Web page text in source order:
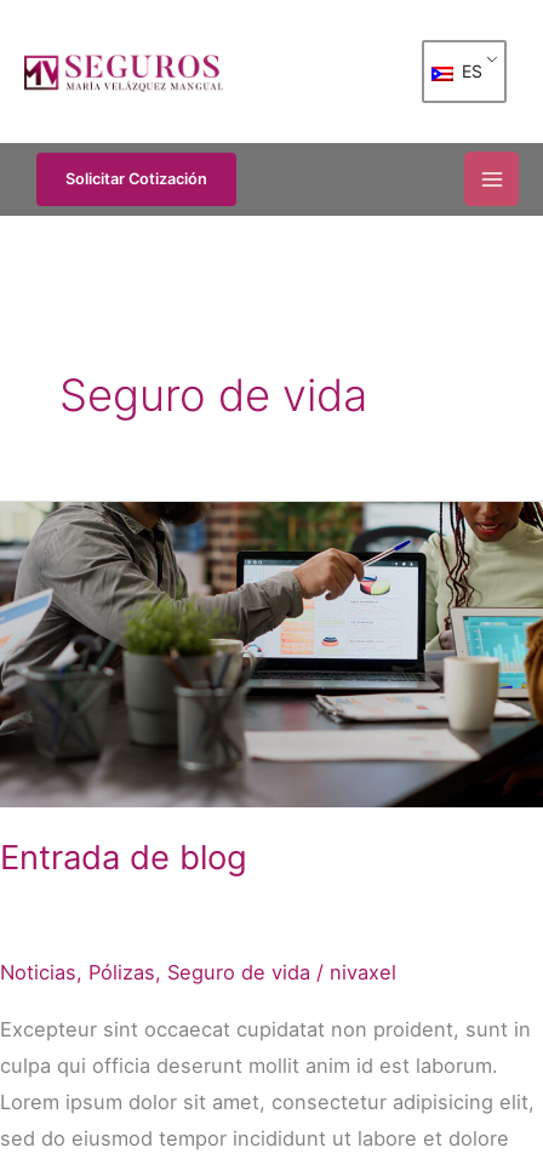
content
ES
Solicitar Cotización
Seguro de vida
Entrada de blog
Noticias, Pólizas, Seguro de vida / nivaxel
Excepteur sint occaecat cupidatat non proident, sunt in
culpa qui officia deserunt mollit anim id est laborum.
Lorem ipsum dolor sit amet, consectetur adipisicing elit,
sed do eiusmod tempor incididunt ut labore et dolore